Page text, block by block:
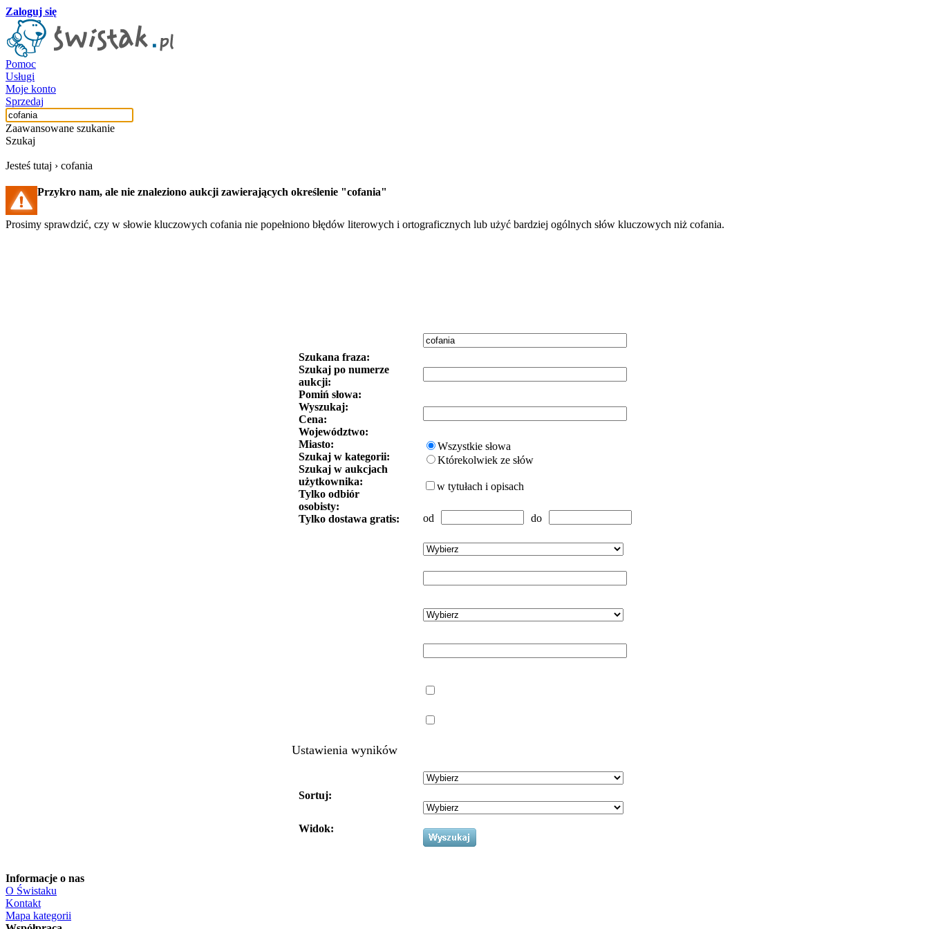
Zaloguj się
Pomoc
Usługi
Moje konto
Sprzedaj
Zaawansowane szukanie
Szukaj
Jesteś tutaj › cofania
Przykro nam, ale nie znaleziono aukcji zawierających określenie "cofania"
Prosimy sprawdzić, czy w słowie kluczowych cofania nie popełniono błędów literowych i ortograficznych lub użyć bardziej ogólnych słów kluczowych niż cofania.
Szukana fraza:
Szukaj po numerze
aukcji:
Pomiń słowa:
Wyszukaj:
Cena:
Województwo:
Miasto:
Szukaj w kategorii:
Szukaj w aukcjach
użytkownika:
Tylko odbiór
osobisty:
Tylko dostawa gratis:
Wszystkie słowa
Którekolwiek ze słów
w tytułach i opisach
od do
Ustawienia wyników
Sortuj:
Widok:
Informacje o nas
O Świstaku
Kontakt
Mapa kategorii